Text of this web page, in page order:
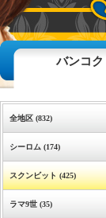
バンコク
全地区 (832)
シーロム (174)
スクンビット (425)
ラマ9世 (35)